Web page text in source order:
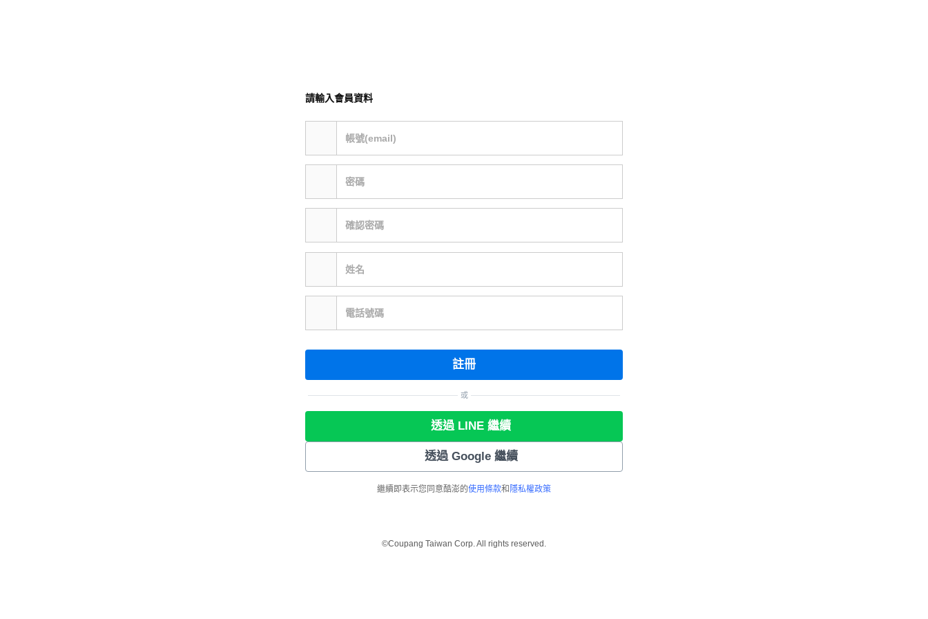
請輸入會員資料
帳號(email)
密碼
確認密碼
姓名
電話號碼
註冊
或
透過 LINE 繼續
透過 Google 繼續
繼續即表示您同意酷澎的使用條款和 隱私權政策
©Coupang Taiwan Corp. All rights reserved.